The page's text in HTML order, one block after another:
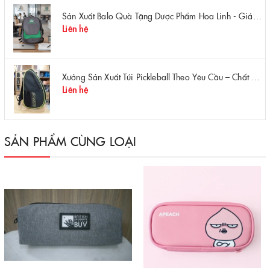
Sản Xuất Balo Quà Tặng Dược Phẩm Hoa Linh - Giá Gốc Tại Xưởng
Liên hệ
Xưởng Sản Xuất Túi Pickleball Theo Yêu Cầu – Chất Lượng, Bền Bỉ, Thiết Kế Độc Quyền
Liên hệ
SẢN PHẨM CÙNG LOẠI